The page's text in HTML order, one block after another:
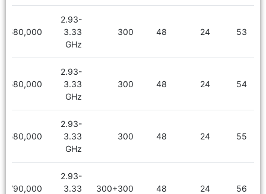
53
24
48
300
2.93-
3.33
GHz
2,580,000
54
24
48
300
2.93-
3.33
GHz
2,580,000
55
24
48
300
2.93-
3.33
GHz
2,580,000
56
24
48
300+300
2.93-
3.33
2,790,000